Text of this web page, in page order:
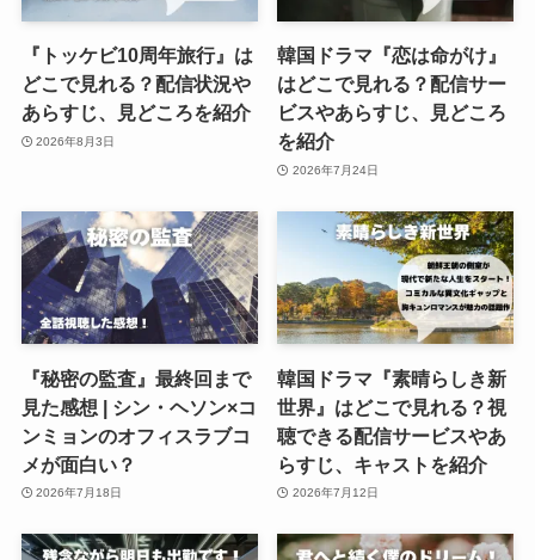
『トッケビ10周年旅行』は
どこで見れる？配信状況や
あらすじ、見どころを紹介
2026年8月3日
韓国ドラマ『恋は命がけ』
はどこで見れる？配信サー
ビスやあらすじ、見どころ
を紹介
2026年7月24日
『秘密の監査』最終回まで
見た感想 | シン・ヘソン×コ
ンミョンのオフィスラブコ
メが面白い？
2026年7月18日
韓国ドラマ『素晴らしき新
世界』はどこで見れる？視
聴できる配信サービスやあ
らすじ、キャストを紹介
2026年7月12日